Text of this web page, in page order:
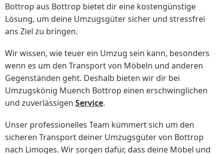
Bottrop aus Bottrop bietet dir eine kostengünstige
Lösung, um deine Umzugsgüter sicher und stressfrei
ans Ziel zu bringen.
Wir wissen, wie teuer ein Umzug sein kann, besonders
wenn es um den Transport von Möbeln und anderen
Gegenständen geht. Deshalb bieten wir dir bei
Umzugskönig Muench Bottrop einen erschwinglichen
und zuverlässigen Service.
Unser professionelles Team kümmert sich um den
sicheren Transport deiner Umzugsgüter von Bottrop
nach Limoges. Wir sorgen dafür, dass deine Möbel und